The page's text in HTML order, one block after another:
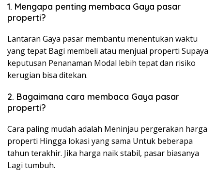
1. Mengapa penting membaca Gaya pasar
properti?
Lantaran Gaya pasar membantu menentukan waktu
yang tepat Bagi membeli atau menjual properti Supaya
keputusan Penanaman Modal lebih tepat dan risiko
kerugian bisa ditekan.
2. Bagaimana cara membaca Gaya pasar
properti?
Cara paling mudah adalah Meninjau pergerakan harga
properti Hingga lokasi yang sama Untuk beberapa
tahun terakhir. Jika harga naik stabil, pasar biasanya
Lagi tumbuh.